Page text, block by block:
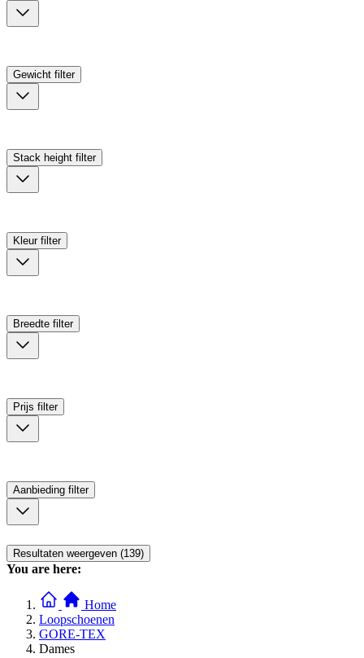
Gewicht filter
Stack height filter
Kleur filter
Breedte filter
Prijs filter
Aanbieding filter
Resultaten weergeven (139)
You are here:
Home
Loopschoenen
GORE-TEX
Dames